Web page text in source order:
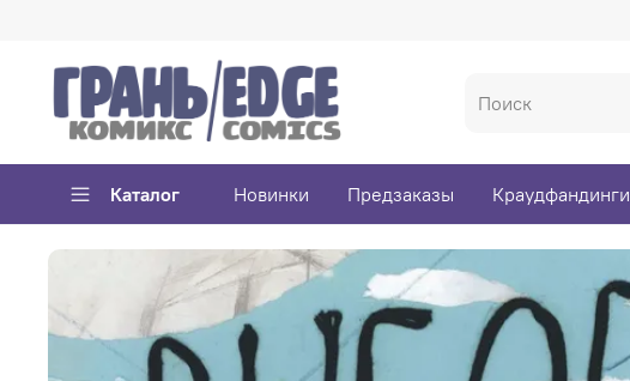
Каталог Новинки Предзаказы Краудфандинги